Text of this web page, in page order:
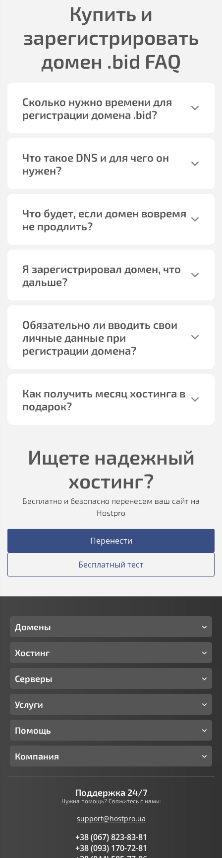
Купить и
зарегистрировать
домен .bid FAQ
Сколько нужно времени для
регистрации домена .bid?
Что такое DNS и для чего он
нужен?
Что будет, если домен вовремя
не продлить?
Я зарегистрировал домен, что
дальше?
Обязательно ли вводить свои
личные данные при
регистрации домена?
Как получить месяц хостинга в
подарок?
Ищете надежный
хостинг?
Бесплатно и безопасно перенесем ваш сайт на
Hostpro
Перенести
Бесплатный тест
Домены
Хостинг
Серверы
Услуги
Помощь
Компания
Поддержка 24/7
Нужна помощь? Свяжитесь с нами:
support@hostpro.ua
+38 (067) 823-83-81
+38 (093) 170-72-81